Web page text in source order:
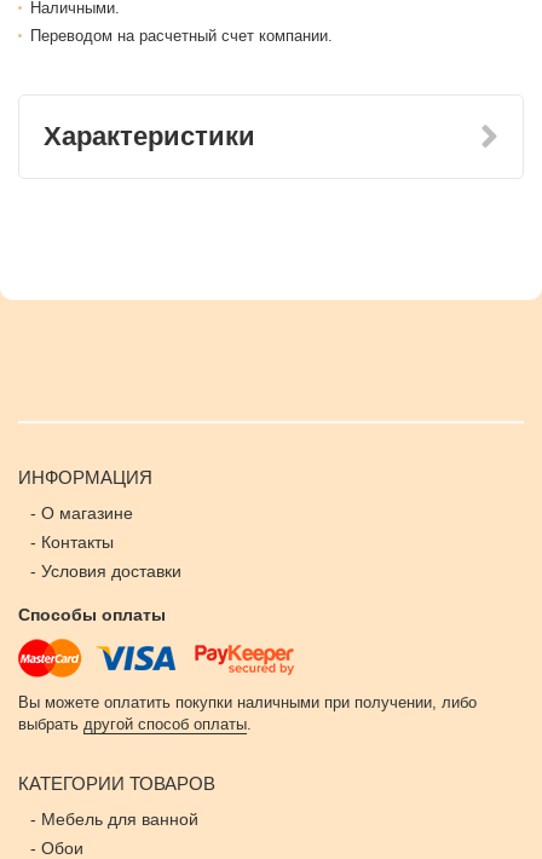
Наличными.
Переводом на расчетный счет компании.
Характеристики
ИНФОРМАЦИЯ
- О магазине
- Контакты
- Условия доставки
Способы оплаты
Вы можете оплатить покупки наличными при получении, либо
выбрать другой способ оплаты.
КАТЕГОРИИ ТОВАРОВ
- Мебель для ванной
- Обои